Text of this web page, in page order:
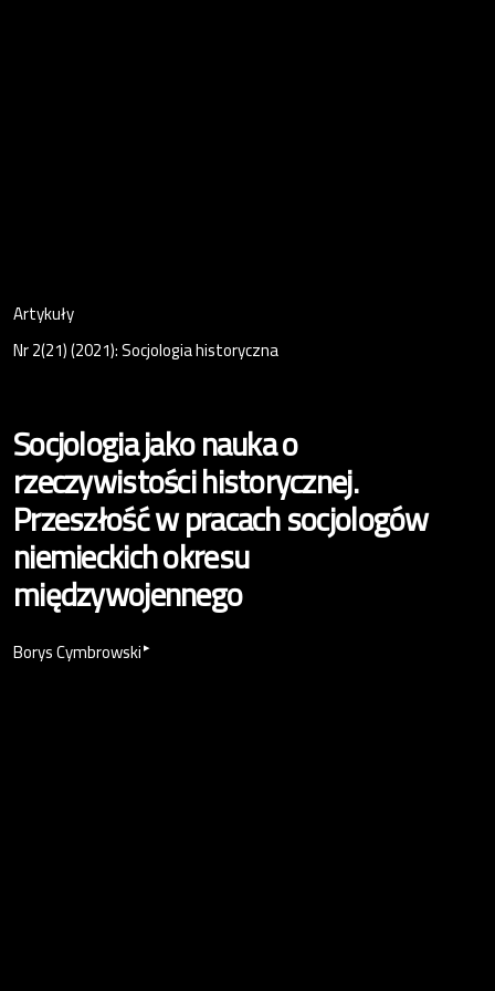
Artykuły
Nr 2(21) (2021): Socjologia historyczna
Socjologia jako nauka o
rzeczywistości historycznej.
Przeszłość w pracach socjologów
niemieckich okresu
międzywojennego
Borys Cymbrowski▸